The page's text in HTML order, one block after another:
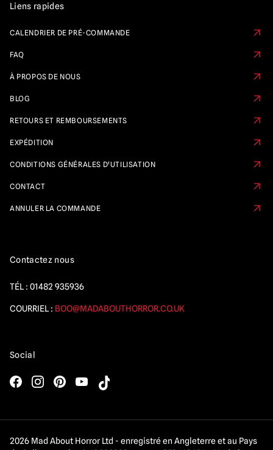
Liens rapides
CALENDRIER DE PRÉ-COMMANDE
FAQ
À PROPOS DE NOUS
BLOG
RETOURS ET REMBOURSEMENTS
EXPÉDITION
CONDITIONS GÉNÉRALES D'UTILISATION
CONTACT
ANNULER LA COMMANDE
Contactez nous
TÉL : 01482 935936
COURRIEL : BOO@MADABOUTHORROR.CO.UK
Social
2026 Mad About Horror Ltd - enregistré en Angleterre et au Pays